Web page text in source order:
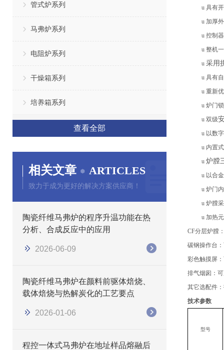
管式炉系列
马弗炉系列
电阻炉系列
干燥箱系列
培养箱系列
查看全部
相关文章 ARTICLES
致力于成为更好的解决方案供应商！
陶瓷纤维马弗炉的程序升温功能在热
分析、合成反应中的应用
2026-06-09
陶瓷纤维马弗炉在颜料前驱体焙烧、
载体焙烧与热解炭化的工艺要点
2026-01-06
程控一体式马弗炉在地址样品熔融后
u 具有
u 加厚
u 控制
u 整机
u 采用
u 具有
u 重新
u 炉门
u 双级
u 以数
u 内置
u 炉膛
u 以合
u 炉门
u 炉膛
u 加热
CF分层炉膛
碳钢操作台 ：
彩色触摸屏 ：
排气烟囱 ：
其它选配件：
技术参数
型号